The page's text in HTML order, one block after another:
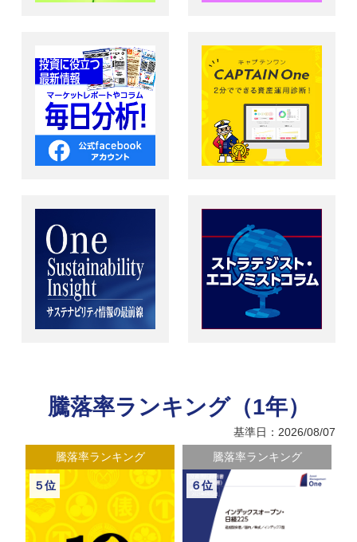
騰落率ランキング（1年）
基準日：2026/08/07
騰落率ランキング
５位
騰落率ランキング
６位